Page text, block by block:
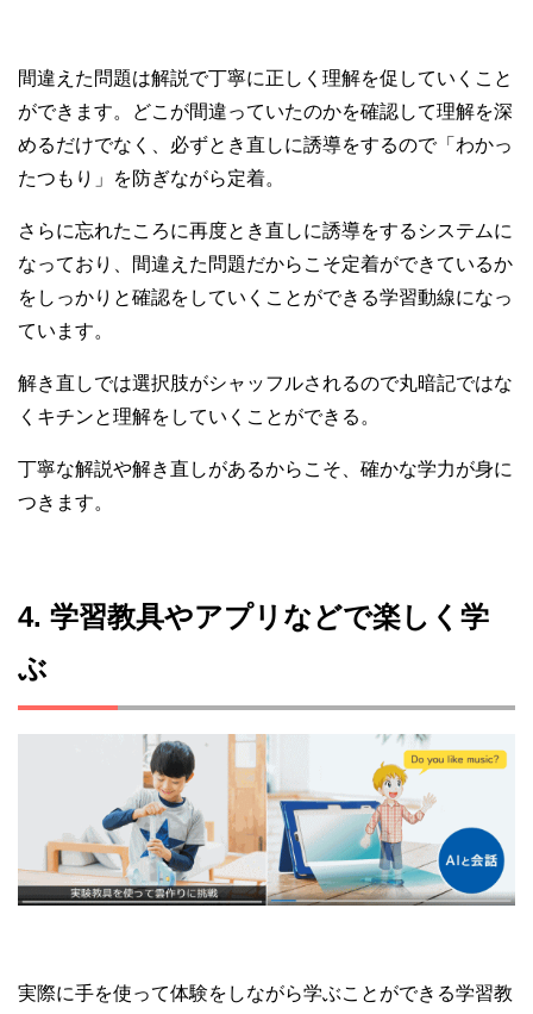
間違えた問題は解説で丁寧に正しく理解を促していくこと
ができます。どこが間違っていたのかを確認して理解を深
めるだけでなく、必ずとき直しに誘導をするので「わかっ
たつもり」を防ぎながら定着。
さらに忘れたころに再度とき直しに誘導をするシステムに
なっており、間違えた問題だからこそ定着ができているか
をしっかりと確認をしていくことができる学習動線になっ
ています。
解き直しでは選択肢がシャッフルされるので丸暗記ではな
くキチンと理解をしていくことができる。
丁寧な解説や解き直しがあるからこそ、確かな学力が身に
つきます。
4. 学習教具やアプリなどで楽しく学
ぶ
実際に手を使って体験をしながら学ぶことができる学習教